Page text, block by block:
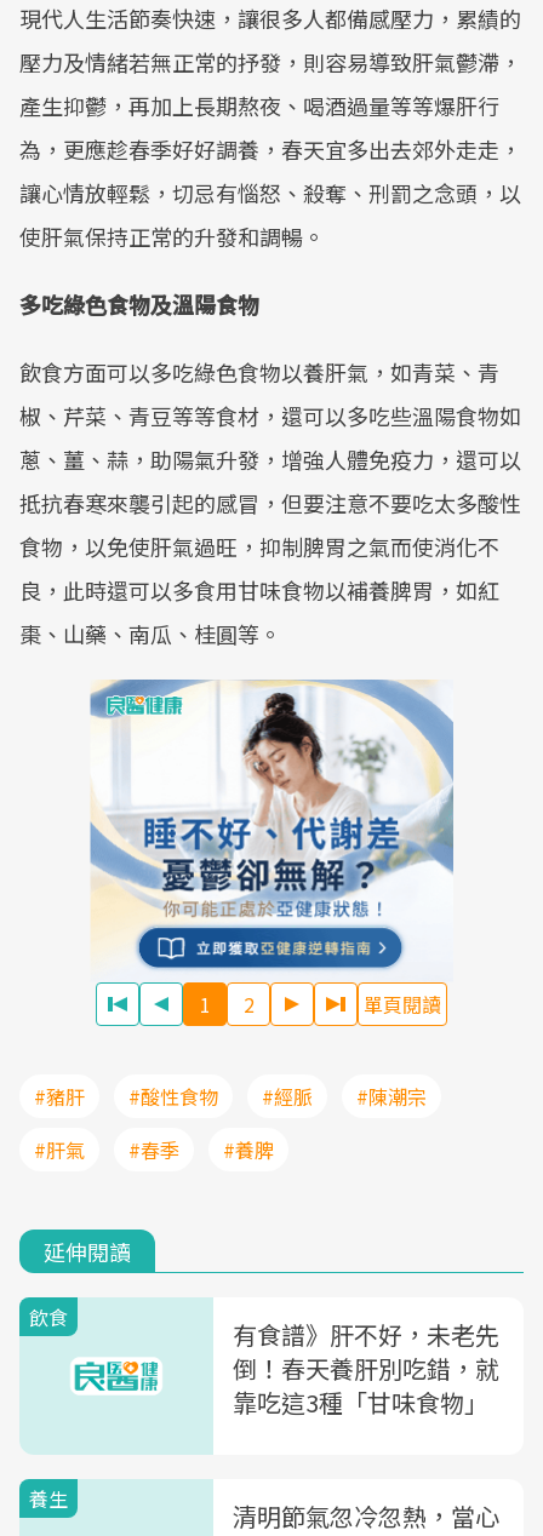
現代人生活節奏快速，讓很多人都備感壓力，累績的
壓力及情緒若無正常的抒發，則容易導致肝氣鬱滯，
產生抑鬱，再加上長期熬夜、喝酒過量等等爆肝行
為，更應趁春季好好調養，春天宜多出去郊外走走，
讓心情放輕鬆，切忌有惱怒、殺奪、刑罰之念頭，以
使肝氣保持正常的升發和調暢。
多吃綠色食物及溫陽食物
飲食方面可以多吃綠色食物以養肝氣，如青菜、青
椒、芹菜、青豆等等食材，還可以多吃些溫陽食物如
蔥、薑、蒜，助陽氣升發，增強人體免疫力，還可以
抵抗春寒來襲引起的感冒，但要注意不要吃太多酸性
食物，以免使肝氣過旺，抑制脾胃之氣而使消化不
良，此時還可以多食用甘味食物以補養脾胃，如紅
棗、山藥、南瓜、桂圓等。
1 2 單頁閱讀
#豬肝 #酸性食物 #經脈
#陳潮宗
#肝氣
#春季 #養脾
延伸閱讀
飲食
有食譜》肝不好，未老先
倒！春天養肝別吃錯，就
靠吃這3種「甘味食物」
養生
清明節氣忽冷忽熱，當心